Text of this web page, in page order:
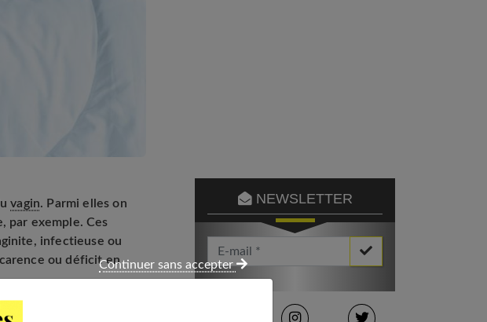
vagin. Parmi elles on
par exemple. Ces
infectieuse ou
ou déficit en
NEWSLETTER
Votre Email *
Continuer sans accepter